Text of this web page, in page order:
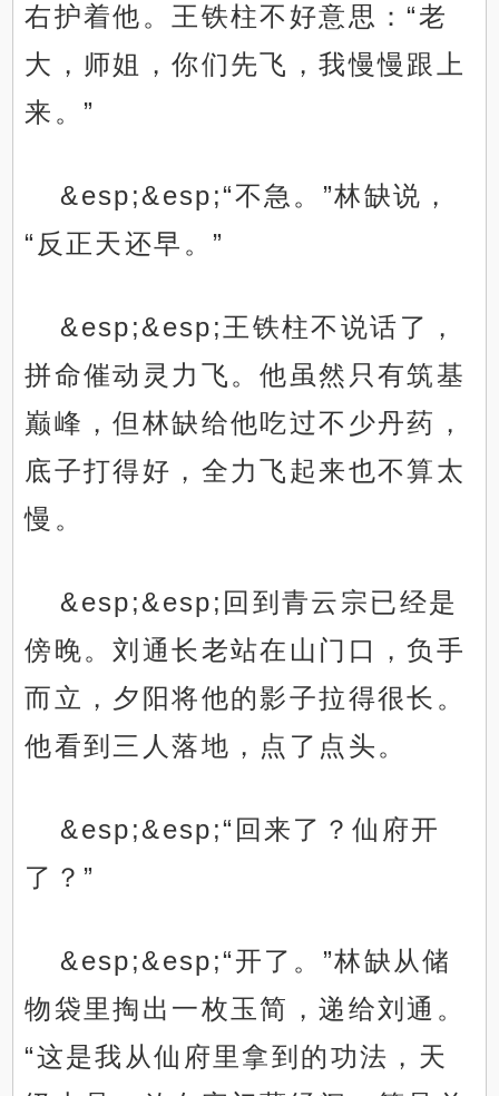
右护着他。王铁柱不好意思：“老
大，师姐，你们先飞，我慢慢跟上
来。”
&esp;&esp;“不急。”林缺说，
“反正天还早。”
&esp;&esp;王铁柱不说话了，
拼命催动灵力飞。他虽然只有筑基
巅峰，但林缺给他吃过不少丹药，
底子打得好，全力飞起来也不算太
慢。
&esp;&esp;回到青云宗已经是
傍晚。刘通长老站在山门口，负手
而立，夕阳将他的影子拉得很长。
他看到三人落地，点了点头。
&esp;&esp;“回来了？仙府开
了？”
&esp;&esp;“开了。”林缺从储
物袋里掏出一枚玉简，递给刘通。
“这是我从仙府里拿到的功法，天